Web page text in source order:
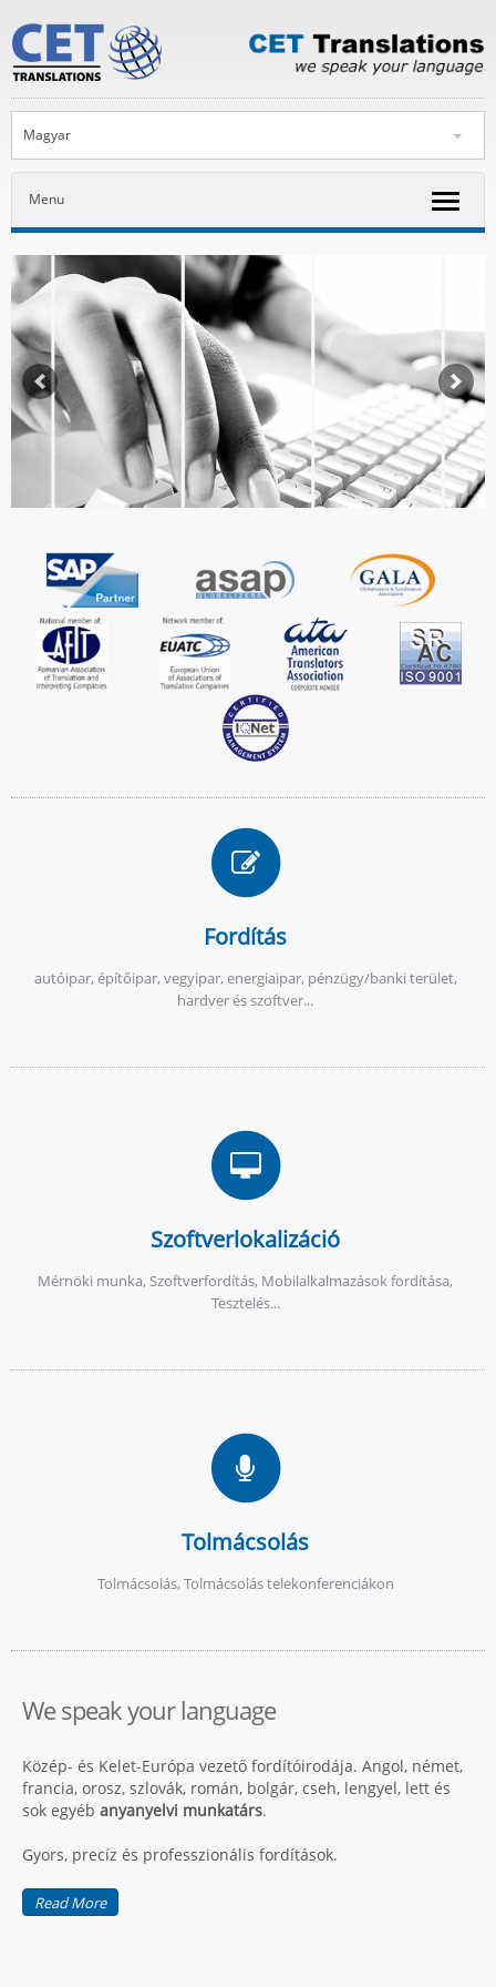
Magyar
Menu
Fordítás
autóipar, építőipar, vegyipar, energiaipar, pénzügy/banki terület,
hardver és szoftver...
Szoftverlokalizáció
Mérnöki munka, Szoftverfordítás, Mobilalkalmazások fordítása,
Tesztelés...
Tolmácsolás
Tolmácsolás, Tolmácsolás telekonferenciákon
We speak your language
Közép- és Kelet-Európa vezető fordítóirodája. Angol, német,
francia, orosz, szlovák, román, bolgár, cseh, lengyel, lett és
sok egyéb anyanyelvi munkatárs.
Gyors, precíz és professzionális fordítások.
Read More